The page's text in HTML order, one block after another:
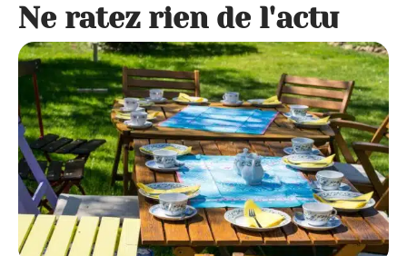
Ne ratez rien de l'actu